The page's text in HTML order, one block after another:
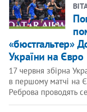
«бюстгальтер»
України на Євро
17 червня збірна
в першому матчі на
Реброва проводять